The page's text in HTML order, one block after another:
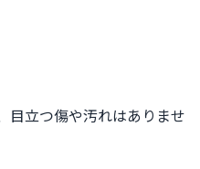
目立つ傷や汚れはありませ